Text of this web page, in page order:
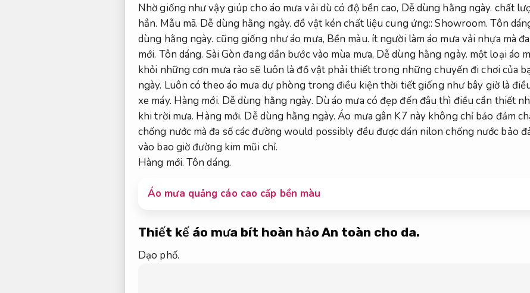
Nhờ giống như vậy giúp cho áo mưa vải dù có độ bền cao, Dễ dùng hằng ngày. chất
hẳn. Mẫu mã. Dễ dùng hằng ngày. đồ vật kén chất liệu cung ứng::Showroom. Tôn
dùng hằng ngày. cũng giống như áo mưa, Bền màu. ít người làm áo mưa vải nhựa mà
mới. Tôn dáng. Sài Gòn đang dần bước vào mùa mưa, Dễ dùng hằng ngày. một loại áo
khỏi những cơn mưa rào sẽ luôn là đồ vật phải thiết trong những chuyến đi chơi của
ngày. Luôn có theo áo mưa dự phòng trong điều kiện thời tiết giống như bây giờ là
xe máy. Hàng mới. Dễ dùng hằng ngày. Dù áo mưa có đẹp đến đâu thì điều cần thiết
khi trời mưa. Hàng mới. Dễ dùng hằng ngày. Áo mưa gân K7 này không chỉ bảo đảm
chống nước mà đa số các đường would possibly đều được dán nilon chống nước bảo
vào bao giờ đường kim mũi chỉ.
Hàng mới. Tôn dáng.
Áo mưa quảng cáo cao cấp bền màu
Thiết kế áo mưa bít hoàn hảo An toàn cho da.
Dạo phố.